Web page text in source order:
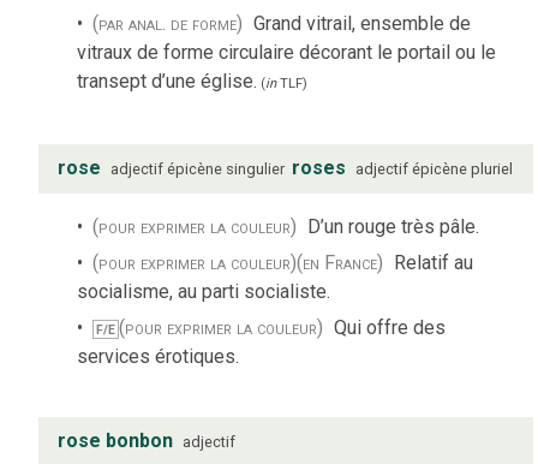
(par anal. de forme) Grand vitrail, ensemble de
vitraux de forme circulaire décorant le portail ou le
transept d’une église. (inTLF)
rose adjectif épicène singulier roses adjectif épicène pluriel
(pour exprimer la couleur) D’un rouge très pâle.
(pour exprimer la couleur)(en France) Relatif au
socialisme, au parti socialiste.
F/E (pour exprimer la couleur) Qui offre des
services érotiques.
rose bonbon adjectif